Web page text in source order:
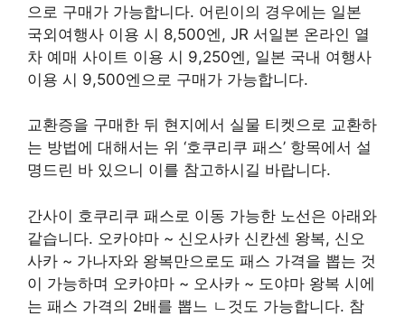
으로 구매가 가능합니다. 어린이의 경우에는 일본
국외여행사 이용 시 8,500엔, JR 서일본 온라인 열
차 예매 사이트 이용 시 9,250엔, 일본 국내 여행사
이용 시 9,500엔으로 구매가 가능합니다.
교환증을 구매한 뒤 현지에서 실물 티켓으로 교환하
는 방법에 대해서는 위 ‘호쿠리쿠 패스’ 항목에서 설
명드린 바 있으니 이를 참고하시길 바랍니다.
간사이 호쿠리쿠 패스로 이동 가능한 노선은 아래와
같습니다. 오카야마 ~ 신오사카 신칸센 왕복, 신오
사카 ~ 가나자와 왕복만으로도 패스 가격을 뽑는 것
이 가능하며 오카야마 ~ 오사카 ~ 도야마 왕복 시에
는 패스 가격의 2배를 뽑느 ㄴ것도 가능합니다. 참